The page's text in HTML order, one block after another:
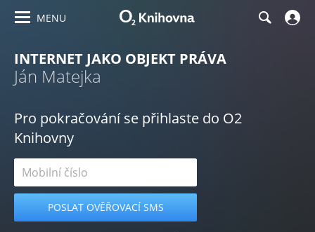
MENU
INTERNET JAKO OBJEKT PRÁVA
Ján Matejka
Pro pokračování se přihlaste do O2
Knihovny